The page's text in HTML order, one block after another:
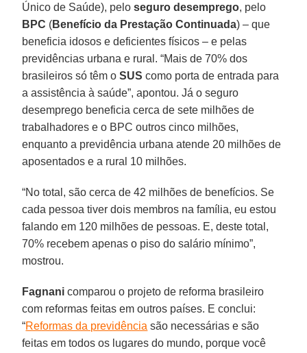
Único de Saúde), peloseguro desemprego, pelo
BPC (Benefício da Prestação Continuada) – que
beneficia idosos e deficientes físicos – e pelas
previdências urbana e rural. “Mais de 70% dos
brasileiros só têm oSUS como porta de entrada para
a assistência à saúde”, apontou. Já o seguro
desemprego beneficia cerca de sete milhões de
trabalhadores e o BPC outros cinco milhões,
enquanto a previdência urbana atende 20 milhões de
aposentados e a rural 10 milhões.
“No total, são cerca de 42 milhões de benefícios. Se
cada pessoa tiver dois membros na família, eu estou
falando em 120 milhões de pessoas. E, deste total,
70% recebem apenas o piso do salário mínimo”,
mostrou.
Fagnani comparou o projeto de reforma brasileiro
com reformas feitas em outros países. E conclui:
“Reformas da previdência são necessárias e são
feitas em todos os lugares do mundo, porque você